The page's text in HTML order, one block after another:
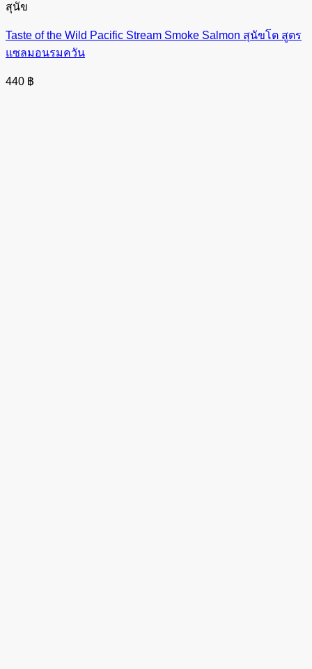
สุนัข
Taste of the Wild Pacific Stream Smoke Salmon สุนัขโต สูตร
แซลมอนรมควัน
440 ฿